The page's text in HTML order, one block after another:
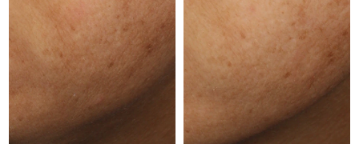
盧森堡 預計送達日期 8/9/26
中國澳門特別行政區 預計送達日期 8/11/26
馬來西亞 預計送達日期8/12/26